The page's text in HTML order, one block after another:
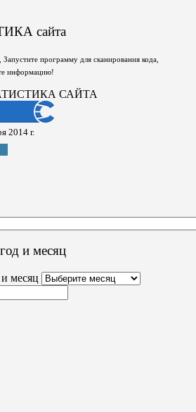
сайта
программу для сканирования кода,
информацию!
САЙТА
2014 г.
и месяц
месяц